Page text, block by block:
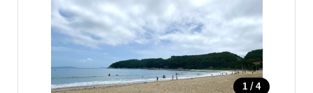
1 / 4